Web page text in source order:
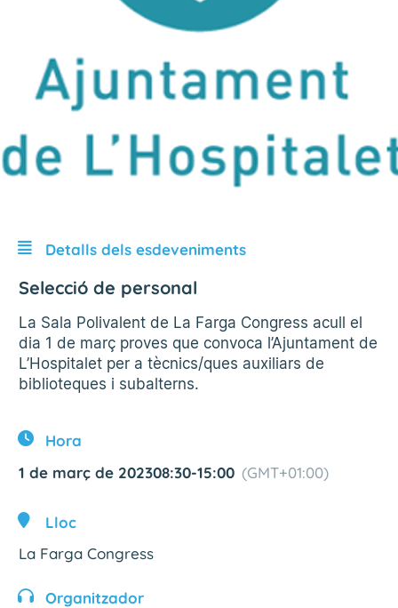
Detalls dels esdeveniments
Selecció de personal
La Sala Polivalent de La Farga Congress acull el
dia 1 de març proves que convoca l’Ajuntament de
L’Hospitalet per a tècnics/ques auxiliars de
biblioteques i subalterns.
Hora
1 de març de 202308:30-15:00 (GMT+01:00)
Lloc
La Farga Congress
Organitzador